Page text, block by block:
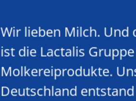
Wir lieben Milch. Und
ist die Lactalis
Molkereiprodukte.
Deutschland